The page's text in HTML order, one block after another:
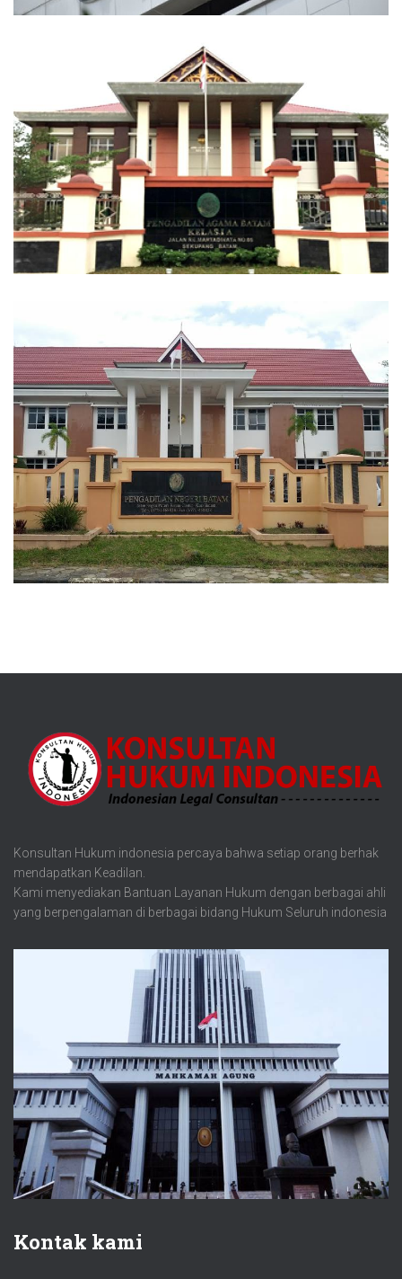
Konsultan Hukum indonesia percaya bahwa setiap orang berhak
mendapatkan Keadilan.
Kami menyediakan Bantuan Layanan Hukum dengan berbagai ahli
yang berpengalaman di berbagai bidang Hukum Seluruh indonesia
Kontak kami